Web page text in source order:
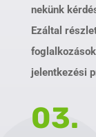
nekünk
Ezáltal
jelentkezési
03.